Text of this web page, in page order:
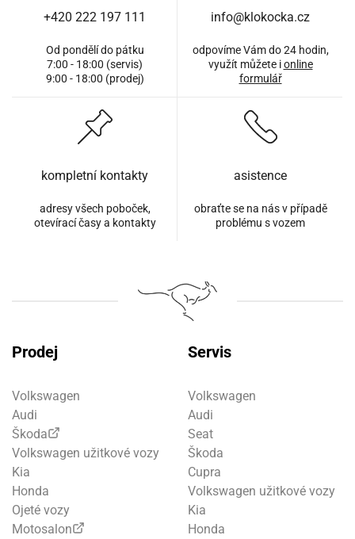
+420 222 197 111
Od pondělí do pátku
7:00 - 18:00 (servis)
9:00 - 18:00 (prodej)
info@klokocka.cz
odpovíme Vám do 24 hodin,
využít můžete ionline
formulář
kompletní kontakty
adresy všech poboček,
otevírací časy a kontakty
asistence
obraťte se na nás v případě
problému s vozem
Prodej
Volkswagen
Audi
Škoda
Volkswagen užitkové vozy
Kia
Honda
Ojeté vozy
Motosalon
Servis
Volkswagen
Audi
Seat
Škoda
Cupra
Volkswagen užitkové vozy
Kia
Honda